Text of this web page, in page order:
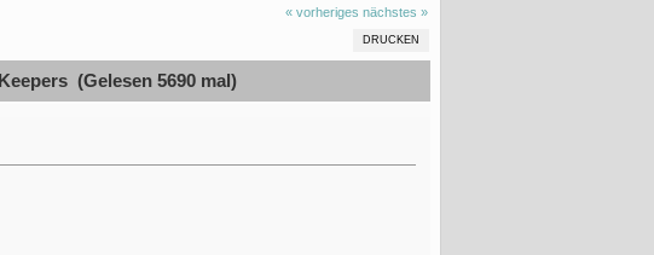
« vorheriges nächstes »
DRUCKEN
(Gelesen 5690 mal)